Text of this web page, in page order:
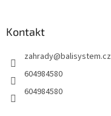
Kontakt
zahrady@balisystem.cz
604984580
604984580